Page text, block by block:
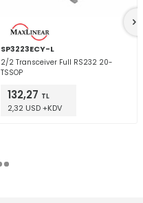
SP3223ECY-L
2/2 Transceiver Full RS232 20-
TSSOP
132,27 TL
2,32 USD +KDV